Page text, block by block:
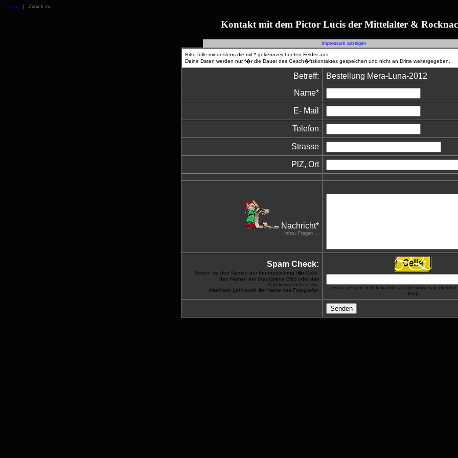
Home | Zurück zu
Kontakt mit dem Pictor Lucis der Mittelalter &
Impressum anzeigen
Bitte fülle mindestens die mit * gekennzeichneten Felder aus
Deine Daten werden nur f�r die Dauer des Gesch�ftskontaktes gespeichert und nicht an Dritte weitergegeben.
Betreff:
Bestellung Mera-Luna-2012
Name*
E- Mail
Telefon
Strasse
PlZ, Ort
Nachricht*
Infos, Fragen ...
Spam Check:
Geben sie den Namen der Internetzeitung f�r Celle,
den Namen der Stadt(siehe Bild) oder das
Autokennzeichen ein:
Alternativ geht auch der Name des Fotografen
Lesen sie den Text links bitte / code word is in
s.v.p.